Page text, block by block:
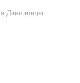
Даниловцы